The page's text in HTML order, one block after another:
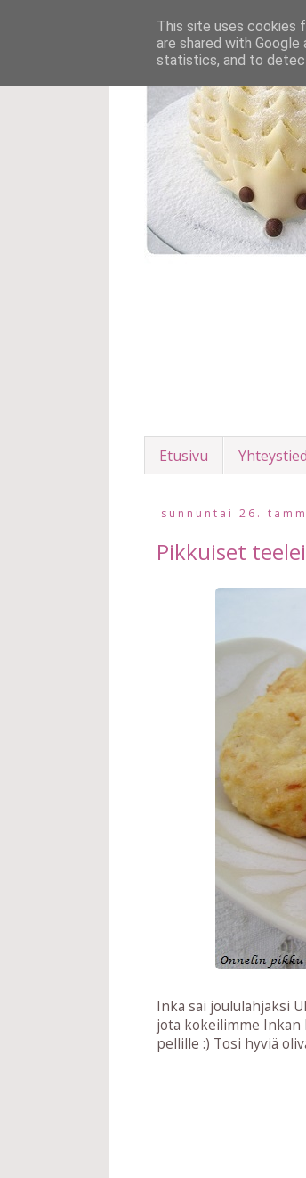
Etusivu
sunnuntai 26.
Pikkuiset
Inka sai joululahjaksi
jota kokeilimme
pellille :) Tosi hyviä
This site uses cookies
are shared with
statistics, and to